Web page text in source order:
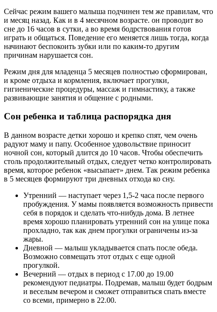
Сейчас режим вашего малыша подчинен тем же правилам, что
и месяц назад. Как и в 4 месячном возрасте. он проводит во
сне до 16 часов в сутки, а во время бодрствования готов
играть и общаться. Поведение его меняется лишь тогда, когда
начинают беспокоить зубки или по каким-то другим
причинам нарушается сон.
Режим дня для младенца 5 месяцев полностью сформирован,
и кроме отдыха и кормления, включает прогулки,
гигиенические процедуры, массаж и гимнастику, а также
развивающие занятия и общение с родными.
Сон ребенка и таблица распорядка дня
В данном возрасте детки хорошо и крепко спят, чем очень
радуют маму и папу. Особенное удовольствие приносит
ночной сон, который длится до 10 часов. Чтобы обеспечить
столь продолжительный отдых, следует четко контролировать
время, которое ребенок «высыпает» днем. Так режим ребенка
в 5 месяцев формируют три дневных отхода ко сну.
Утренний — наступает через 1,5-2 часа после первого
пробуждения. У мамы появляется возможность привести
себя в порядок и сделать что-нибудь дома. В летнее
время хорошо планировать утренний сон на улице пока
прохладно, так как днем прогулки ограничены из-за
жары.
Дневной — малыш укладывается спать после обеда.
Возможно совмещать этот отдых с еще одной
прогулкой.
Вечерний — отдых в период с 17.00 до 19.00
рекомендуют педиатры. Подремав, малыш будет бодрым
и веселым вечером и сможет отправиться спать вместе
со всеми, примерно в 22.00.